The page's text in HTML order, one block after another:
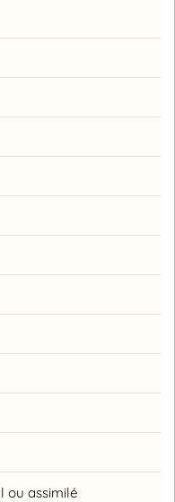
ou assimilé